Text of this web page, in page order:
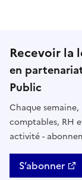
Recevoir la
en
Public
Chaque
comptables, RH
activité -
S’abonner